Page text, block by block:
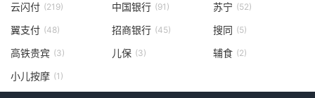
云闪付 (219) 中国银行 (91) 苏宁 (52)
翼支付 (48) 招商银行 (45) 搜同 (5)
高铁贵宾 (3) 儿保 (3) 辅食 (2)
小儿按摩 (1)